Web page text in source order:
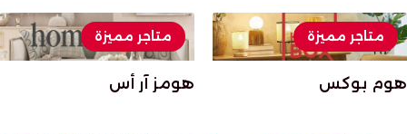
متاجر مميزة
هوم بوكس
متاجر مميزة
هومز آر أس